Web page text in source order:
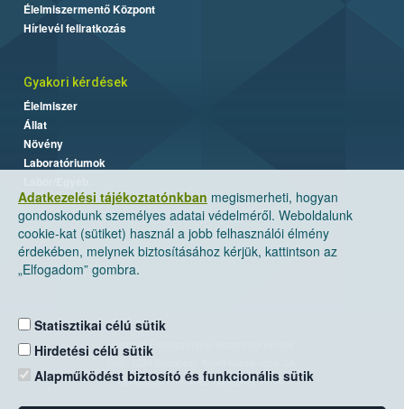
Adatkezelési tájékoztatónkban megismerheti, hogyan
gondoskodunk személyes adatai védelméről. Weboldalunk
cookie-kat (sütiket) használ a jobb felhasználói élmény
érdekében, melynek biztosításához kérjük, kattintson az
„Elfogadom” gombra.
Statisztikai célú sütik
Hirdetési célú sütik
Alapműködést biztosító és funkcionális sütik
Élelmiszermentő Központ
Hírlevél feliratkozás
Gyakori kérdések
Élelmiszer
Állat
Növény
Laboratóriumok
Nemzeti Élelmiszerlánc-biztonsági Hivatal
Levelezési cím: 1525 Budapest. Pf. 30.